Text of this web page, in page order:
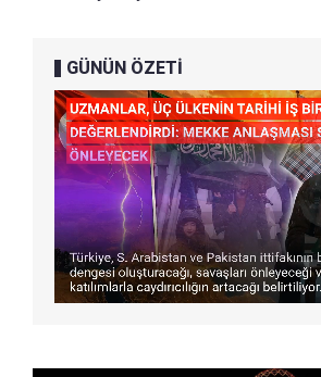
GÜNÜN ÖZETİ